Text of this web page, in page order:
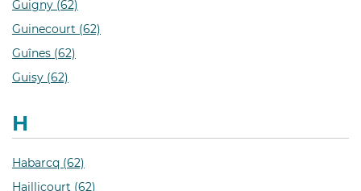
Guigny (62)
Guinecourt (62)
Guînes (62)
Guisy (62)
H
Habarcq (62)
Haillicourt (62)